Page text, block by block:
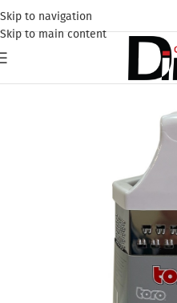
Skip to navigation
Skip to main content